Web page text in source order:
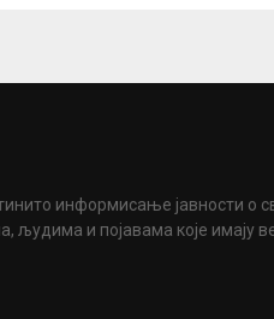
информисање јавности о
људима и појавама које имају